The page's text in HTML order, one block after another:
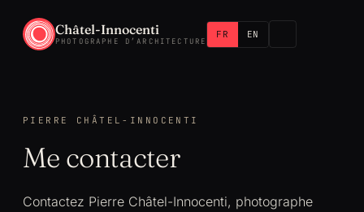
Châtel-Innocenti
PHOTOGRAPHE D’ARCHITECTURE
FR EN
PIERRE CHÂTEL-INNOCENTI
Me contacter
Contactez Pierre Châtel-Innocenti, photographe